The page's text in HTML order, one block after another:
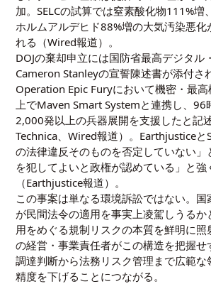
加。SELCの試算では窒素酸化物111%増
ホルムアルデヒド88%増の大気汚染悪化
れる（Wired報道）。
DOJの棄却申立には国防省最高デジタル
Cameron Stanleyの宣誓陳述書が添付さ
Operation Epic Furyにおいて機密・最高
上でMaven Smart Systemと連携し、
2,000発以上の兵器展開を支援したと記
Technica、Wired報道）。Earthjusticeと
の法律違反そのものを否定していない
を犯してよいと政権が認めている」と強
（Earthjustice報道）。
この事案は単なる環境訴訟ではない。国
が民間法令の適用を事実上凌駕しうる
用をめぐる規制リスクの本質を鮮明に
の経営・事業責任者がこの構造を把握せ
調達判断から法務リスク管理まで広範
精度を下げることにつながる。